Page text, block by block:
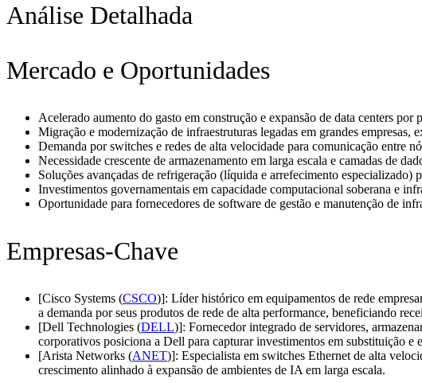
Análise Detalhada
Mercado e Oportunidades
Acelerado aumento do gasto em construção e expansão de data centers por
Migração e modernização de infraestruturas legadas em grandes
Demanda por switches e redes de alta velocidade para comunicação entre
Necessidade crescente de armazenamento em larga escala e camadas de
Soluções avançadas de refrigeração (líquida e arrefecimento especializado)
Investimentos governamentais em capacidade computacional soberana e
Oportunidade para fornecedores de software de gestão e manutenção de
Empresas-Chave
[Cisco Systems (CSCO)]: Líder histórico em equipamentos de rede
a demanda por seus produtos de rede de alta performance, beneficiando
[Dell Technologies (DELL)]: Fornecedor integrado de servidores,
corporativos posiciona a Dell para capturar investimentos em substituição e
[Arista Networks (ANET)]: Especialista em switches Ethernet de alta
crescimento alinhado à expansão de ambientes de IA em larga escala.